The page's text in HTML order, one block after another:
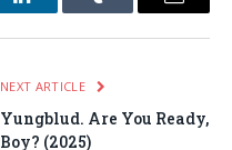
LinkedInTumblr Email
NEXT ARTICLE
Yungblud. Are You Ready,
Boy? (2025)